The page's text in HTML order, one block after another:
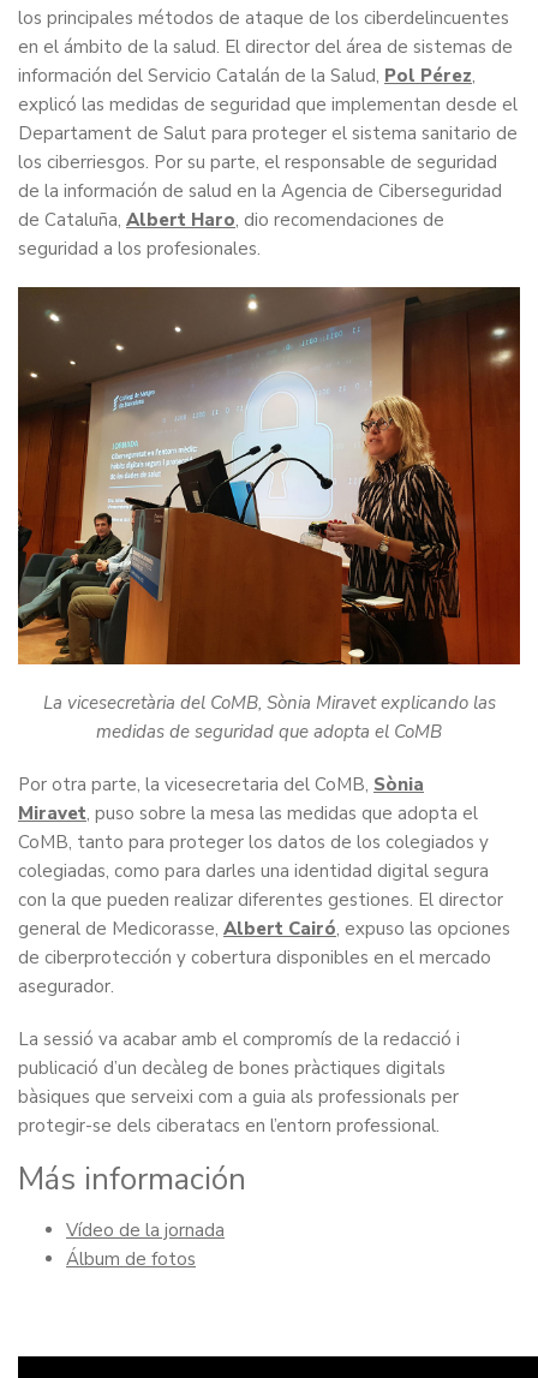
los principales métodos de ataque de los ciberdelincuentes
en el ámbito de la salud. El director del área de sistemas de
información del Servicio Catalán de la Salud, Pol Pérez,
explicó las medidas de seguridad que implementan desde el
Departament de Salut para proteger el sistema sanitario de
los ciberriesgos. Por su parte, el responsable de seguridad
de la información de salud en la Agencia de Ciberseguridad
de Cataluña, Albert Haro, dio recomendaciones de
seguridad a los profesionales.
La vicesecretària del CoMB, Sònia Miravet explicando las
medidas de seguridad que adopta el CoMB
Por otra parte, la vicesecretaria del CoMB, Sònia
Miravet, puso sobre la mesa las medidas que adopta el
CoMB, tanto para proteger los datos de los colegiados y
colegiadas, como para darles una identidad digital segura
con la que pueden realizar diferentes gestiones. El director
general de Medicorasse, Albert Cairó, expuso las opciones
de ciberprotección y cobertura disponibles en el mercado
asegurador.
La sessió va acabar amb el compromís de la redacció i
publicació d’un decàleg de bones pràctiques digitals
bàsiques que serveixi com a guia als professionals per
protegir-se dels ciberatacs en l’entorn professional.
Más información
Vídeo de la jornada
Álbum de fotos